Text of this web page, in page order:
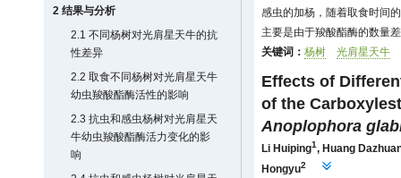
2 结果与分析
2.1 不同杨树对光肩星天牛的抗
性差异
2.2 取食不同杨树对光肩星天牛
幼虫羧酸酯酶活性的影响
2.3 抗虫和感虫杨树对光肩星天
牛幼虫羧酸酯酶活力变化的影
响
感虫的加杨，随着取食时间
主要是由于羧酸酯酶的数量
关键词： 杨树 光肩星天牛
Effects of
of the
Anoplophora
Li Huiping1, Huang
Hongyu2